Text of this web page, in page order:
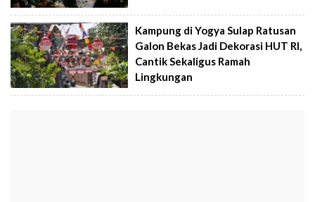
Kampung di Yogya Sulap Ratusan
Galon Bekas Jadi Dekorasi HUT RI,
Cantik Sekaligus Ramah
Lingkungan